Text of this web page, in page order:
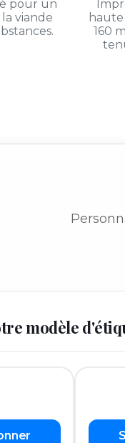
pour un
viande
160
modèle